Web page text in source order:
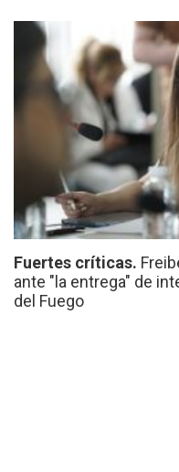
Fuertes críticas.
ante "la entrega" de
del Fuego